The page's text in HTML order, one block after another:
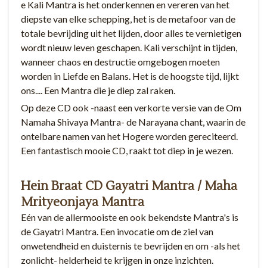
e Kali Mantra is het onderkennen en vereren van het
diepste van elke schepping, het is de metafoor van de
totale bevrijding uit het lijden, door alles te vernietigen
wordt nieuw leven geschapen. Kali verschijnt in tijden,
wanneer chaos en destructie omgebogen moeten
worden in Liefde en Balans. Het is de hoogste tijd, lijkt
ons.... Een Mantra die je diep zal raken.
Op deze CD ook -naast een verkorte versie van de Om
Namaha Shivaya Mantra- de Narayana chant, waarin de
ontelbare namen van het Hogere worden gereciteerd.
Een fantastisch mooie CD, raakt tot diep in je wezen.
Hein Braat CD Gayatri Mantra / Maha
Mrityeonjaya Mantra
Eén van de allermooiste en ook bekendste Mantra's is
de Gayatri Mantra. Een invocatie om de ziel van
onwetendheid en duisternis te bevrijden en om -als het
zonlicht- helderheid te krijgen in onze inzichten.